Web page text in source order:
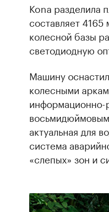
Kona разделила
составляет
колесной базы
светодиодную
Машину
колесными
информационно-
актуальная для
система
«слепых» зон и